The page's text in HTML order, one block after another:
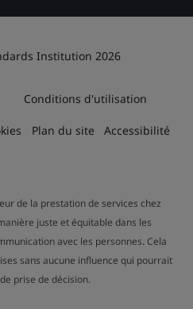
Institution 2026
Conditions d'utilisation
Plan du site Accessibilité
de la prestation de services chez
juste et équitable dans les
avec les personnes. Cela
sans aucune influence qui pourrait
prise de décision.